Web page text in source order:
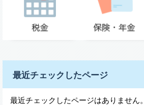
最近チェックしたページ
最近チェックしたページはありません。